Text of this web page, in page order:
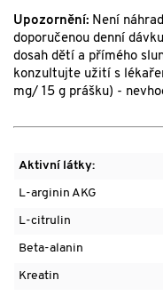
Upozornění: Není
doporučenou denní
dosah dětí a přímého
konzultujte užití s
mg/ 15 g prášku) -
Aktivní látky:
L-arginin AKG
L-citrulin
Beta-alanin
Kreatin